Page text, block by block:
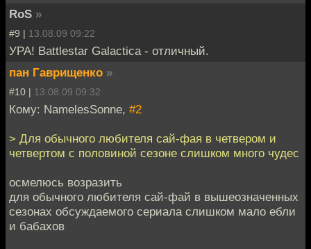
RoS »
#9 | 13.08.09 09:22
УРА! Battlestar Galactica - отличный.
пан Гаврищенко »
#10 | 13.08.09 09:32
Кому: NamelesSonne, #2
> Для обычного любителя сай-фая в четвером и
четвертом с половиной сезоне слишком много чудес
осмелюсь возразить
для обычного любителя сай-фай в вышеозначенных
сезонах обсуждаемого сериала слишком мало ебли
и бабахов